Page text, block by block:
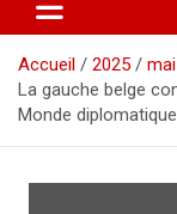
o
n
Accueil 2025 mai
La gauche belge
Monde